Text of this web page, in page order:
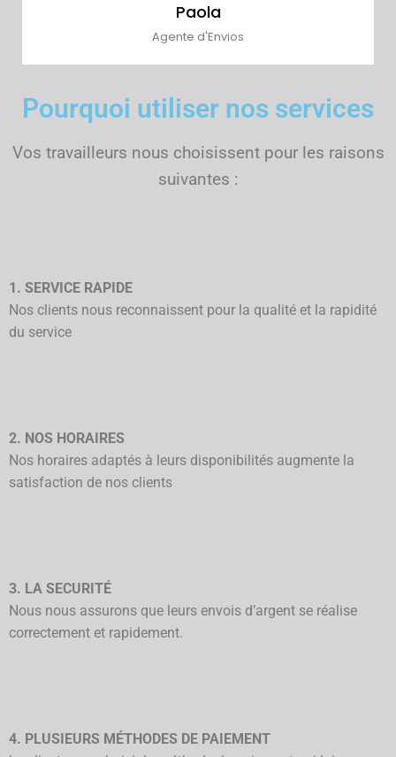
Paola
Agente d'Envios
Pourquoi utiliser nos services
Vos travailleurs nous choisissent pour les raisons
suivantes :
1. SERVICE RAPIDE
Nos clients nous reconnaissent pour la qualité et la rapidité
du service
2. NOS HORAIRES
Nos horaires adaptés à leurs disponibilités augmente la
satisfaction de nos clients
3. LA SECURITÉ
Nous nous assurons que leurs envois d’argent se réalise
correctement et rapidement.
4. PLUSIEURS MÉTHODES DE PAIEMENT